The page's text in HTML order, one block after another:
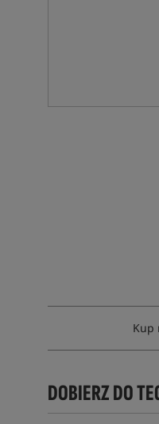
Kup
DOBIERZ DO